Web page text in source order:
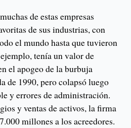
de estas empresas
de sus industrias, con
el mundo hasta que tuvieron
tenía un valor de
el apogeo de la burbuja
de 1990, pero colapsó luego
y errores de administración.
y ventas de activos, la firma
millones a los acreedores.